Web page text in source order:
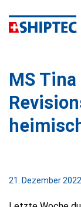
Artikel
MS
21. Dezember 2022